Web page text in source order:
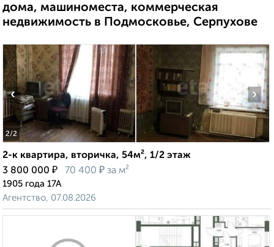
дома, машиноместа, коммерческая
недвижимость в Подмосковье, Серпухове
2/2
‹ ›
2-к квартира, вторичка, 54м², 1/2 этаж
3 800 000 ₽ 70 400 ₽ за м²
1905 года 17А
Агентство, 07.08.2026